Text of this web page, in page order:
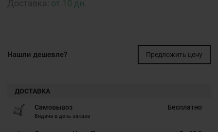
от 10 дн.
Нашли дешевле? Предложить цену
ДОСТАВКА
Самовывоз
Видача в день заказа
Бесплатно